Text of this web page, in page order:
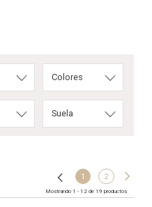
Colores
Suela
Mostrando 1 - 12 de 19 productos
1 2